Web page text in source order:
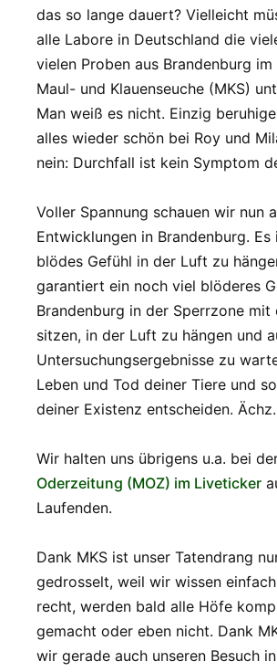
das so lange dauert? Vielleicht
alle Labore in Deutschland die
vielen Proben aus Brandenburg im
Maul- und Klauenseuche (MKS)
Man weiß es nicht. Einzig
alles wieder schön bei Roy und
nein: Durchfall ist kein Symptom
Voller Spannung schauen wir nun
Entwicklungen in Brandenburg. Es
blödes Gefühl in der Luft zu
garantiert ein noch viel blöderes
Brandenburg in der Sperrzone mit
sitzen, in der Luft zu hängen und
Untersuchungsergebnisse zu
Leben und Tod deiner Tiere und
deiner Existenz entscheiden. Ächz.
Wir halten uns übrigens u.a. bei
Oderzeitung (MOZ) im Liveticker
Laufenden.
Dank MKS ist unser Tatendrang
gedrosselt, weil wir wissen
recht, werden bald alle Höfe
gemacht oder eben nicht. Dank
wir gerade auch unseren Besuch